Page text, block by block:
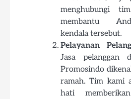
menghubungi
membantu
kendala tersebut.
Pelayanan
Jasa pelanggan
Promosindo
ramah. Tim kami
hati